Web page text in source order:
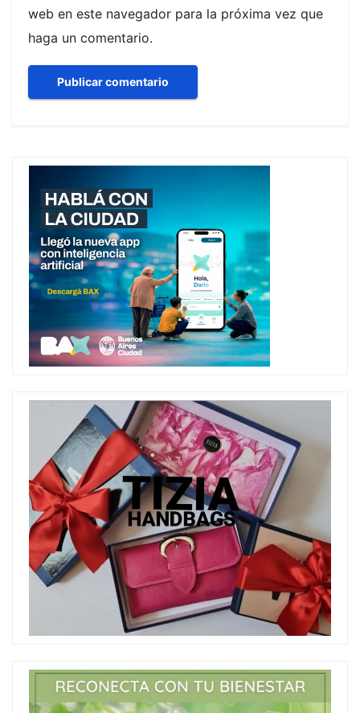
web en este navegador para la próxima vez que
haga un comentario.